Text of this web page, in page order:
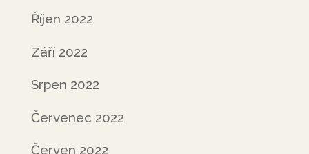
Říjen 2022
Září 2022
Srpen 2022
Červenec 2022
Červen 2022